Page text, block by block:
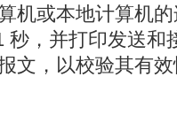
机或本地计算机
秒，并打印发送和
文，以校验其有